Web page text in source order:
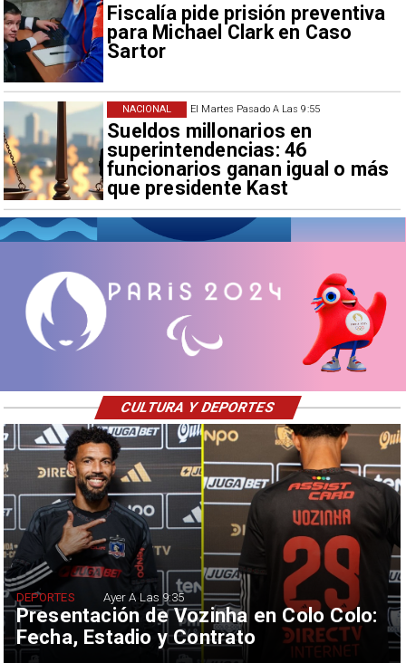
Fiscalía pide prisión preventiva
para Michael Clark en Caso
Sartor
El Martes Pasado A Las 9:55
Sueldos millonarios en
superintendencias: 46
funcionarios ganan igual o más
que presidente Kast
NACIONAL
Presentación de Vozinha en Colo Colo:
Fecha, Estadio y Contrato
DEPORTES Ayer A Las 9:35
CULTURA Y DEPORTES